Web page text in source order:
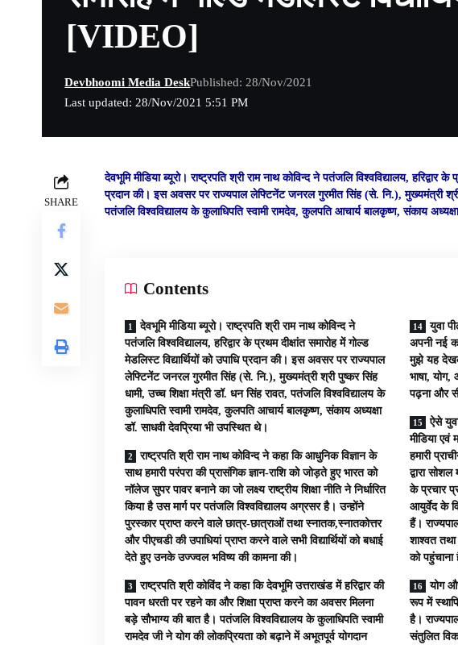
[VIDEO]
Last updated: 28/Nov/2021 5:51 PM
Devbhoomi Media DeskPublished: 28/Nov/2021
SHARE
देवभूमि मीडिया ब्यूरो। राष्ट्रपति श्री राम नाथ कोविन्द ने पतंजलि विश्वविद्यालय, हरिद्वार के
प्रदान की। इस अवसर पर राज्यपाल लेफ्टिनेंट जनरल गुरमीत सिंह (से. नि.), मुख्यमंत्री श्री
पतंजलि विश्वविद्यालय के कुलाधिपति स्वामी रामदेव, कुलपति आचार्य बालकृष्ण, संकाय
Contents
देवभूमि मीडिया ब्यूरो। राष्ट्रपति श्री राम नाथ कोविन्द ने
पतंजलि विश्वविद्यालय, हरिद्वार के प्रथम दीक्षांत समारोह में गोल्ड
मेडलिस्ट विद्यार्थियों को उपाधि प्रदान की। इस अवसर पर राज्यपाल
लेफ्टिनेंट जनरल गुरमीत सिंह (से. नि.), मुख्यमंत्री श्री पुष्कर सिंह
धामी, उच्च शिक्षा मंत्री डॉ. धन सिंह रावत, पतंजलि विश्वविद्यालय के
कुलाधिपति स्वामी रामदेव, कुलपति आचार्य बालकृष्ण, संकाय अध्यक्षा
डॉ. साधवी देवप्रिया भी उपस्थित थे।
राष्ट्रपति श्री राम नाथ कोविन्द ने कहा कि आधुनिक विज्ञान के
साथ हमारी परंपरा की प्रासंगिक ज्ञान-राशि को जोड़ते हुए भारत को
नॉलेज सुपर पावर बनाने का जो लक्ष्य राष्ट्रीय शिक्षा नीति ने निर्धारित
किया है उस मार्ग पर पतंजलि विश्वविद्यालय अग्रसर है। उन्होंने
पुरस्कार प्राप्त करने वाले छात्र-छात्राओं तथा स्नातक,स्नातकोत्तर
और पीएचडी की उपाधियां प्राप्त करने वाले सभी विद्यार्थियों को बधाई
देते हुए उनके उज्ज्वल भविष्य की कामना की।
राष्ट्रपति श्री कोविंद ने कहा कि देवभूमि उत्तराखंड में हरिद्वार की
पावन धरती पर रहने का और शिक्षा प्राप्त करने का अवसर मिलना
बड़े सौभाग्य की बात है। पतंजलि विश्वविद्यालय के कुलाधिपति स्वामी
रामदेव जी ने योग की लोकप्रियता को बढ़ाने में अभूतपूर्व योगदान
युवा
अपनी नई
मुझे यह
भाषा, योग,
पढ़ना और
ऐसे
मीडिया एवं
हमारी
द्वारा
के प्रचार
आयुर्वेद के
हैं।
शाश्वत
को पहुंचाना
योग
रूप में
है।
संतुलित